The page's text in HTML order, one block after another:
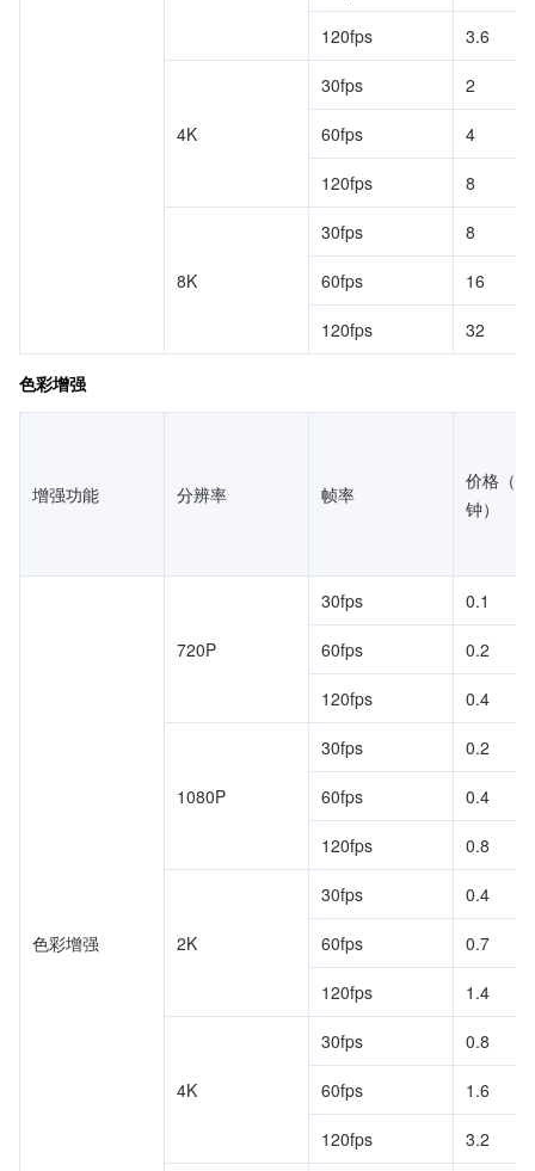
120fps 3.6
4K
30fps 2
60fps 4
120fps 8
8K
30fps 8
60fps 16
120fps 32
色彩增强
增强功能 分辨率 帧率
价格（
钟）
色彩增强
720P
30fps 0.1
60fps 0.2
120fps 0.4
1080P
30fps 0.2
60fps 0.4
120fps 0.8
2K
30fps 0.4
60fps 0.7
120fps 1.4
4K
30fps 0.8
60fps 1.6
120fps 3.2